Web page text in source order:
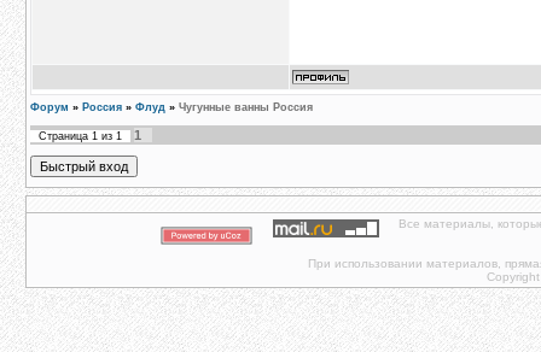
Форум » Россия » Флуд » Чугунные ванны Россия
Страница 1 из 1 1
Все материалы,
При использовании материалов,